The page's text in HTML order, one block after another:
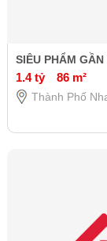
SIÊU PHẨM
1.4 tỷ 86 m²
Thành Phố